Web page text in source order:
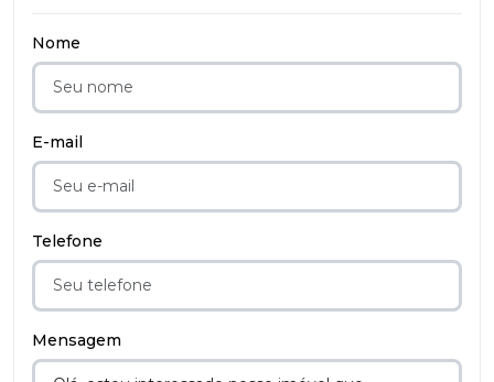
Nome
E-mail
Telefone
Mensagem